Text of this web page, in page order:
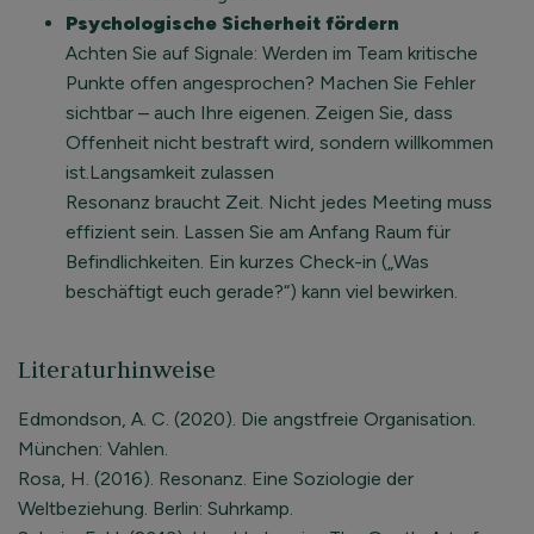
Psychologische Sicherheit fördern
Achten Sie auf Signale: Werden im Team kritische
Punkte offen angesprochen? Machen Sie Fehler
sichtbar – auch Ihre eigenen. Zeigen Sie, dass
Offenheit nicht bestraft wird, sondern willkommen
ist.Langsamkeit zulassen
Resonanz braucht Zeit. Nicht jedes Meeting muss
effizient sein. Lassen Sie am Anfang Raum für
Befindlichkeiten. Ein kurzes Check-in („Was
beschäftigt euch gerade?“) kann viel bewirken.
Literaturhinweise
Edmondson, A. C. (2020). Die angstfreie Organisation.
München: Vahlen.
Rosa, H. (2016). Resonanz. Eine Soziologie der
Weltbeziehung. Berlin: Suhrkamp.